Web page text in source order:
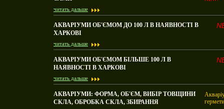
читать дальше
АКВАРІУМИ ОБ'ЄМОМ ДО 100 Л В НАЯВНОСТІ В
ХАРКОВІ
читать дальше
АКВАРІУМИ ОБ'ЄМОМ БІЛЬШЕ 100 Л В
НАЯВНОСТІ В ХАРКОВІ
читать дальше
АКВАРІУМИ: ФОРМА, ОБ'ЄМ, ВИБІР ТОВЩИНИ
СКЛА, ОБРОБКА СКЛА, ЗБИРАННЯ